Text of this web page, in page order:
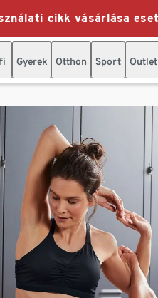
cikk vásárlása
Gyerek Otthon Sport Outlet